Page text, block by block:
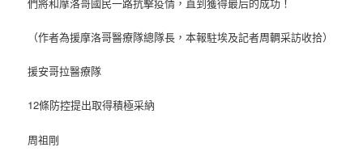
（作者為援摩洛哥醫療隊總隊長，本報駐埃及記者周輖采訪收拾）
援安哥拉醫療隊
12條防控提出取得積極采納
周祖剛